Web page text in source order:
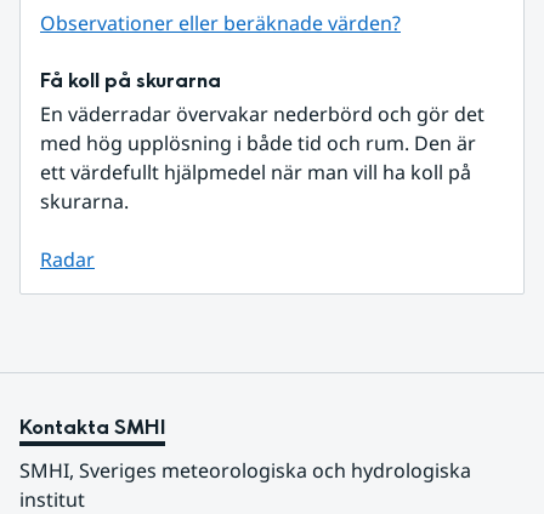
Observationer eller beräknade värden?
Få koll på skurarna
En väderradar övervakar nederbörd och gör det
med hög upplösning i både tid och rum. Den är
ett värdefullt hjälpmedel när man vill ha koll på
skurarna.
Radar
Kontakta SMHI
SMHI, Sveriges meteorologiska och hydrologiska
institut